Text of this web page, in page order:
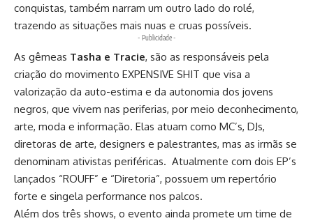
conquistas, também narram um outro lado do rolé,
trazendo as situações mais nuas e cruas possíveis.
- Publicidade -
As gêmeas Tasha e Tracie, são as responsáveis pela
criação do movimento EXPENSIVE SHIT que visa a
valorização da auto-estima e da autonomia dos jovens
negros, que vivem nas periferias, por meio deconhecimento,
arte, moda e informação. Elas atuam como MC’s, DJs,
diretoras de arte, designers e palestrantes, mas as irmãs se
denominam ativistas periféricas. Atualmente com dois EP’s
lançados “ROUFF” e “Diretoria”, possuem um repertório
forte e singela performance nos palcos.
Além dos três shows, o evento ainda promete um time de